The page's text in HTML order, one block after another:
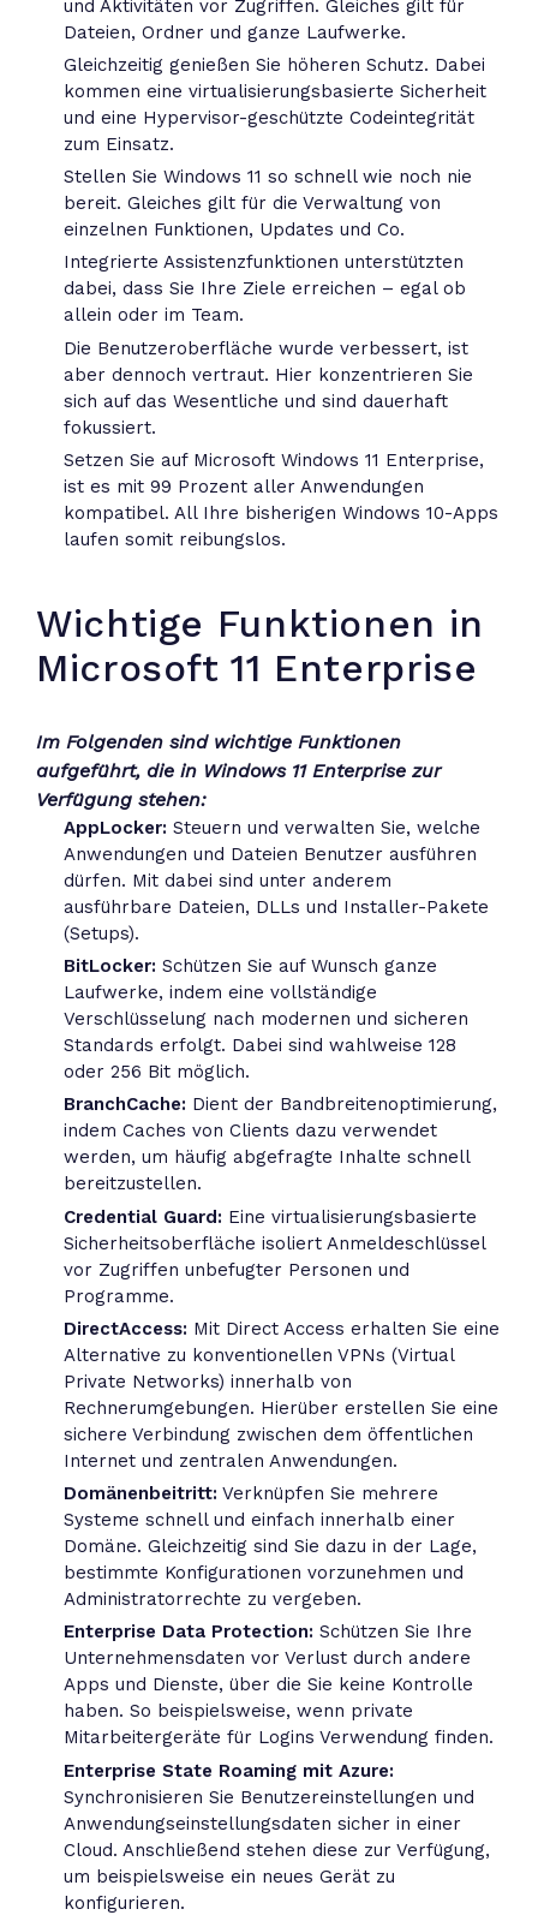
und Aktivitäten vor Zugriffen. Gleiches gilt für
Dateien, Ordner und ganze Laufwerke.
Gleichzeitig genießen Sie höheren Schutz. Dabei
kommen eine virtualisierungsbasierte Sicherheit
und eine Hypervisor-geschützte Codeintegrität
zum Einsatz.
Stellen Sie Windows 11 so schnell wie noch nie
bereit. Gleiches gilt für die Verwaltung von
einzelnen Funktionen, Updates und Co.
Integrierte Assistenzfunktionen unterstützten
dabei, dass Sie Ihre Ziele erreichen – egal ob
allein oder im Team.
Die Benutzeroberfläche wurde verbessert, ist
aber dennoch vertraut. Hier konzentrieren Sie
sich auf das Wesentliche und sind dauerhaft
fokussiert.
Setzen Sie auf Microsoft Windows 11 Enterprise,
ist es mit 99 Prozent aller Anwendungen
kompatibel. All Ihre bisherigen Windows 10-Apps
laufen somit reibungslos.
Wichtige Funktionen in
Microsoft 11 Enterprise
Im Folgenden sind wichtige Funktionen
aufgeführt, die in Windows 11 Enterprise zur
Verfügung stehen:
AppLocker: Steuern und verwalten Sie, welche
Anwendungen und Dateien Benutzer ausführen
dürfen. Mit dabei sind unter anderem
ausführbare Dateien, DLLs und Installer-Pakete
(Setups).
BitLocker: Schützen Sie auf Wunsch ganze
Laufwerke, indem eine vollständige
Verschlüsselung nach modernen und sicheren
Standards erfolgt. Dabei sind wahlweise 128
oder 256 Bit möglich.
BranchCache: Dient der Bandbreitenoptimierung,
indem Caches von Clients dazu verwendet
werden, um häufig abgefragte Inhalte schnell
bereitzustellen.
Credential Guard: Eine virtualisierungsbasierte
Sicherheitsoberfläche isoliert Anmeldeschlüssel
vor Zugriffen unbefugter Personen und
Programme.
DirectAccess: Mit Direct Access erhalten Sie eine
Alternative zu konventionellen VPNs (Virtual
Private Networks) innerhalb von
Rechnerumgebungen. Hierüber erstellen Sie eine
sichere Verbindung zwischen dem öffentlichen
Internet und zentralen Anwendungen.
Domänenbeitritt: Verknüpfen Sie mehrere
Systeme schnell und einfach innerhalb einer
Domäne. Gleichzeitig sind Sie dazu in der Lage,
bestimmte Konfigurationen vorzunehmen und
Administratorrechte zu vergeben.
Enterprise Data Protection: Schützen Sie Ihre
Unternehmensdaten vor Verlust durch andere
Apps und Dienste, über die Sie keine Kontrolle
haben. So beispielsweise, wenn private
Mitarbeitergeräte für Logins Verwendung finden.
Enterprise State Roaming mit Azure:
Synchronisieren Sie Benutzereinstellungen und
Anwendungseinstellungsdaten sicher in einer
Cloud. Anschließend stehen diese zur Verfügung,
um beispielsweise ein neues Gerät zu
konfigurieren.